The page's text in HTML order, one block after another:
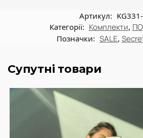
Артикул:
Категорії: Комплекти,
Позначки: SALE,
Супутні товари